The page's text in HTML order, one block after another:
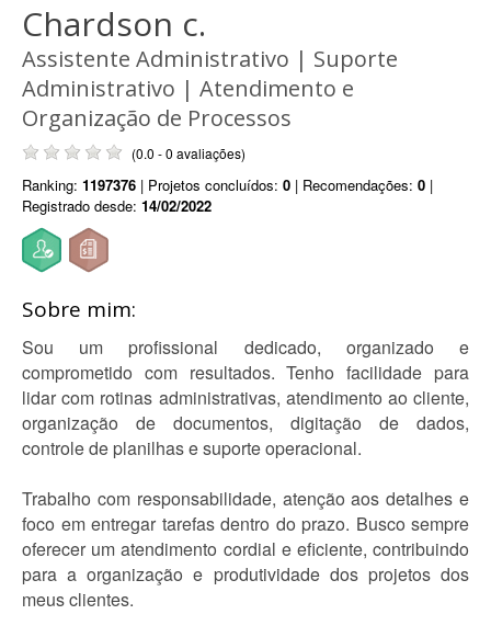
Chardson c.
Assistente Administrativo | Suporte
Administrativo | Atendimento e
Organização de Processos
(0.0 - 0 avaliações)
Ranking: 1197376 | Projetos concluídos: 0 | Recomendações: 0 |
Registrado desde: 14/02/2022
Sobre mim:
Sou um profissional dedicado, organizado e
comprometido com resultados. Tenho facilidade para
lidar com rotinas administrativas, atendimento ao cliente,
organização de documentos, digitação de dados,
controle de planilhas e suporte operacional.
Trabalho com responsabilidade, atenção aos detalhes e
foco em entregar tarefas dentro do prazo. Busco sempre
oferecer um atendimento cordial e eficiente, contribuindo
para a organização e produtividade dos projetos dos
meus clientes.